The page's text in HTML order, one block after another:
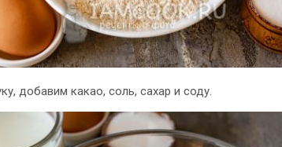
добавим какао, соль, сахар и соду.